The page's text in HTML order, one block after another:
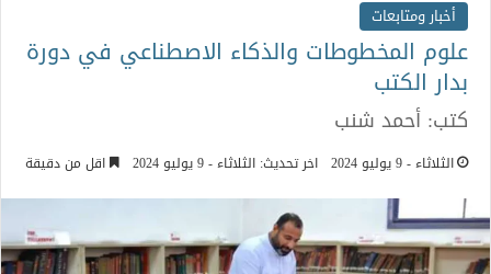
أخبار ومتابعات
علوم المخطوطات والذكاء الاصطناعي في دورة
بدار الكتب
كتب: أحمد شنب
الثلاثاء - 9 يوليو 2024 اخر تحديث: الثلاثاء - 9 يوليو 2024 اقل من دقيقة